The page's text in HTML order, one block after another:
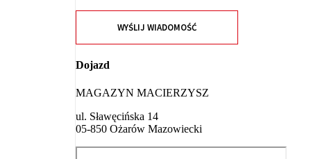
WYŚLIJ WIADOMOŚĆ
Dojazd
MAGAZYN MACIERZYSZ
ul. Sławęcińska 14
05-850 Ożarów Mazowiecki